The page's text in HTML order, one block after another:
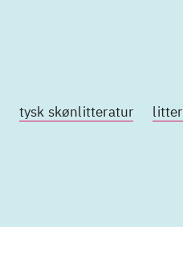
tysk skønlitteratur